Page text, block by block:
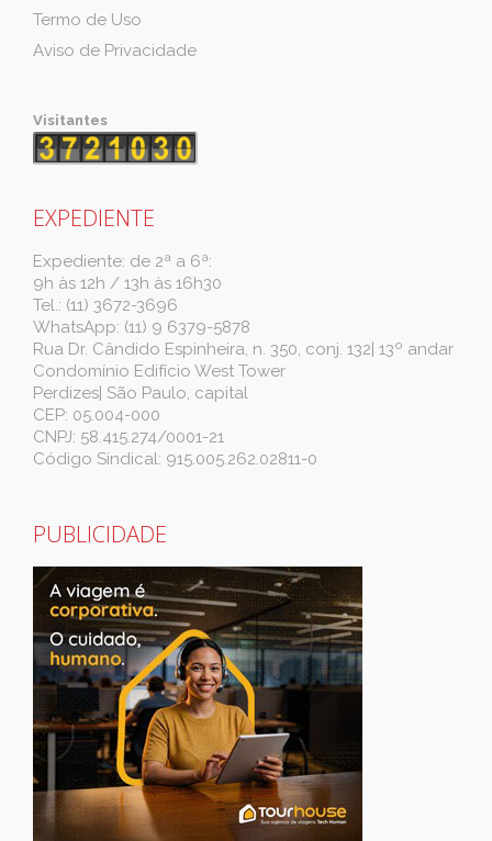
Termo de Uso
Aviso de Privacidade
Visitantes
EXPEDIENTE
Expediente: de 2ª a 6ª:
9h às 12h / 13h às 16h30
Tel.: (11) 3672-3696
WhatsApp: (11) 9 6379-5878
Rua Dr. Cândido Espinheira, n. 350, conj. 132| 13º andar
Condomínio Edifício West Tower
Perdizes| São Paulo, capital
CEP: 05.004-000
CNPJ: 58.415.274/0001-21
Código Sindical: 915.005.262.02811-0
PUBLICIDADE